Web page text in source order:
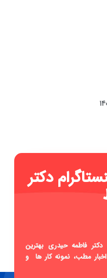
دکتر
...
فاطمه حیدری بهترین
مطب، نمونه کار ها و